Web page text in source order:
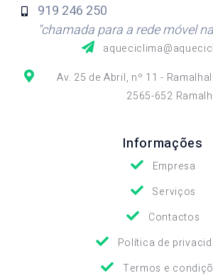
919 246 250
"chamada para a rede móvel
Av. 25 de Abril, nº 11 -
2565-652
Informações
Empresa
Serviços
Contactos
Política de
Termos e